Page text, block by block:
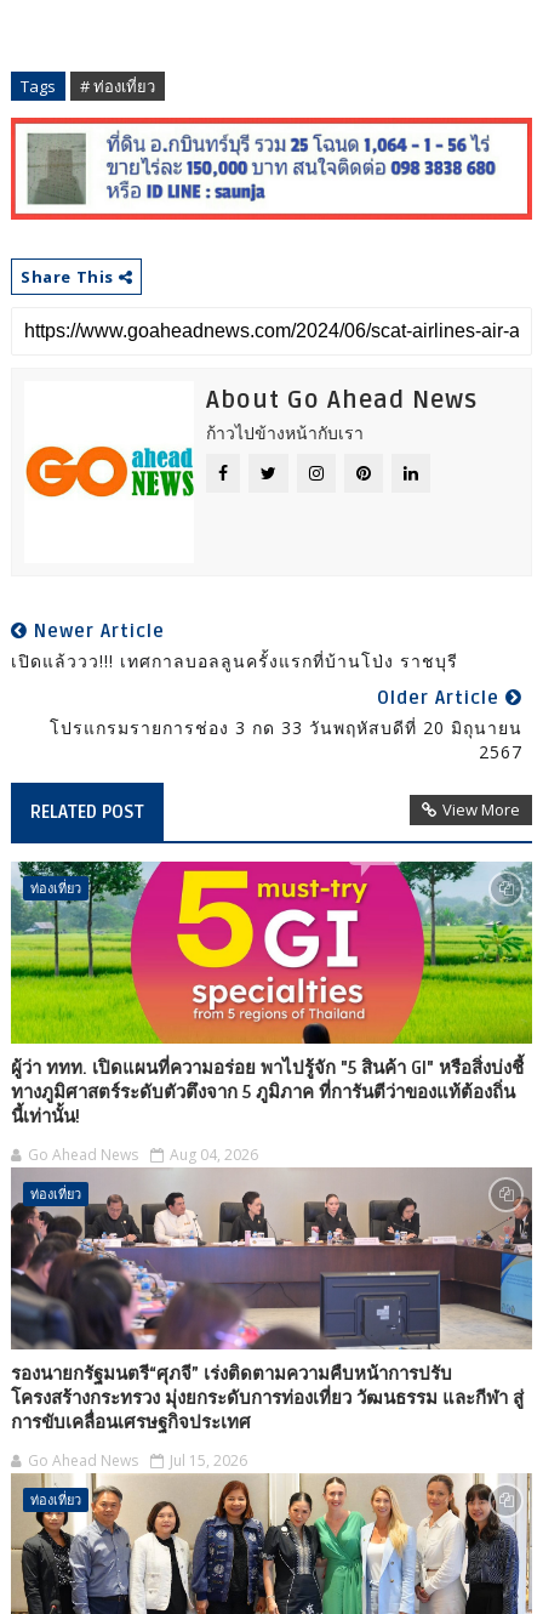
Tags # ท่องเที่ยว
Share This
About Go Ahead News
ก้าวไปข้างหน้ากับเรา
Newer Article
เปิดแล้ววว!!! เทศกาลบอลลูนครั้งแรกที่บ้านโป่ง ราชบุรี
Older Article
โปรแกรมรายการช่อง 3 กด 33 วันพฤหัสบดีที่ 20 มิถุนายน
2567
RELATED POST View More
ท่องเที่ยว
ผู้ว่า ททท. เปิดแผนที่ความอร่อย พาไปรู้จัก "5 สินค้า GI" หรือสิ่งบ่งชี้
ทางภูมิศาสตร์ระดับตัวตึงจาก 5 ภูมิภาค ที่การันตีว่าของแท้ต้องถิ่น
นี้เท่านั้น!
Go Ahead News Aug 04, 2026
ท่องเที่ยว
รองนายกรัฐมนตรี“ศุภจี” เร่งติดตามความคืบหน้าการปรับ
โครงสร้างกระทรวง มุ่งยกระดับการท่องเที่ยว วัฒนธรรม และกีฬา สู่
การขับเคลื่อนเศรษฐกิจประเทศ
Go Ahead News Jul 15, 2026
ท่องเที่ยว